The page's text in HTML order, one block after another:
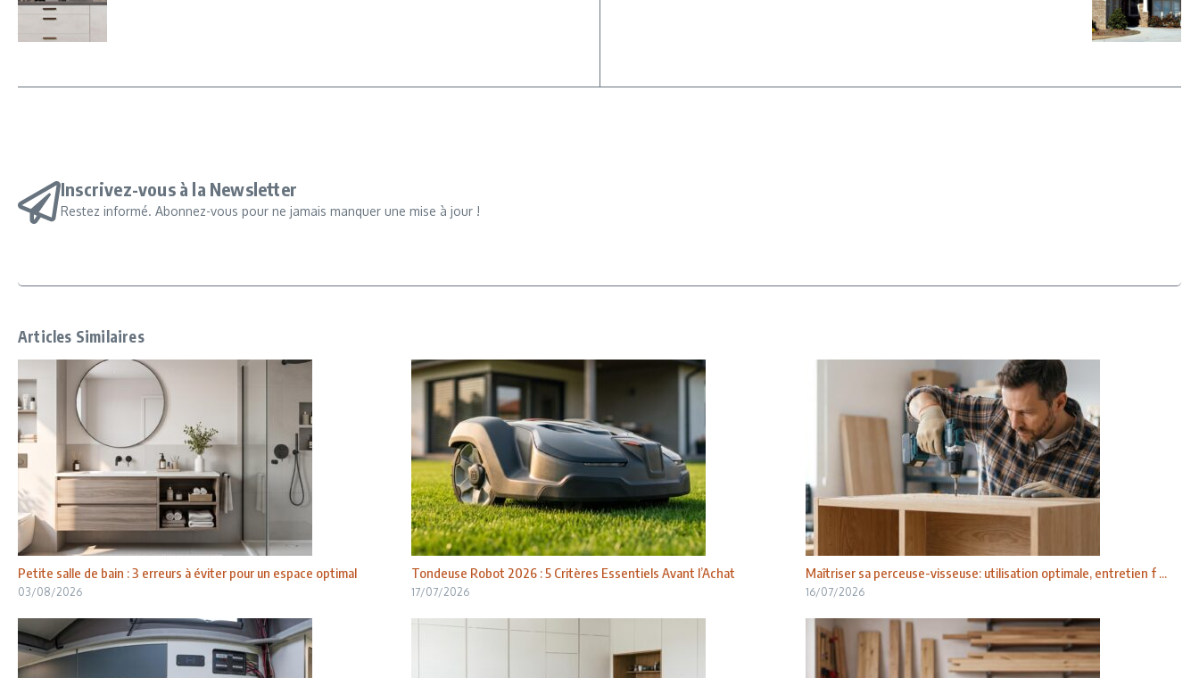
Inscrivez-vous à la Newsletter
Restez informé. Abonnez-vous pour ne jamais manquer une mise à jour !
Articles Similaires
Petite salle de bain : 3 erreurs à éviter pour un espace optimal
03/08/2026
Tondeuse Robot 2026 : 5 Critères Essentiels Avant l’Achat
17/07/2026
Maîtriser sa perceuse-visseuse: utilisation optimale, entretien f ...
16/07/2026